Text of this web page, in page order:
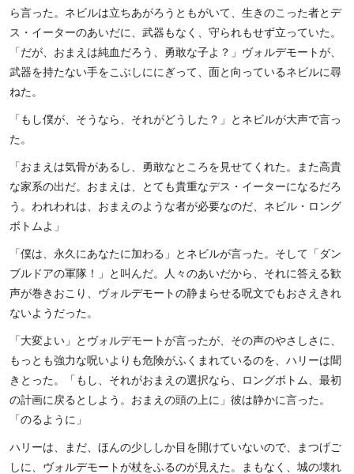
ら言った。ネビルは立ちあがろうともがいて、生きのこった者とデ
ス・イーターのあいだに、武器もなく、守られもせず立っていた。
「だが、おまえは純血だろう、勇敢な子よ？」ヴォルデモートが、
武器を持たない手をこぶしににぎって、面と向っているネビルに尋
ねた。
「もし僕が、そうなら、それがどうした？」とネビルが大声で言っ
た。
「おまえは気骨があるし、勇敢なところを見せてくれた。また高貴
な家系の出だ。おまえは、とても貴重なデス・イーターになるだろ
う。われわれは、おまえのような者が必要なのだ、ネビル・ロング
ボトムよ」
「僕は、永久にあなたに加わる」とネビルが言った。そして「ダン
ブルドアの軍隊！」と叫んだ。人々のあいだから、それに答える歓
声が巻きおこり、ヴォルデモートの静まらせる呪文でもおさえきれ
ないようだった。
「大変よい」とヴォルデモートが言ったが、その声のやさしさに、
もっとも強力な呪いよりも危険がふくまれているのを、ハリーは聞
きとった。「もし、それがおまえの選択なら、ロングボトム、最初
の計画に戻るとしよう。おまえの頭の上に」彼は静かに言った。
「のるように」
ハリーは、まだ、ほんの少ししか目を開けていないので、まつげご
しに、ヴォルデモートが杖をふるのが見えた。まもなく、城の壊れ